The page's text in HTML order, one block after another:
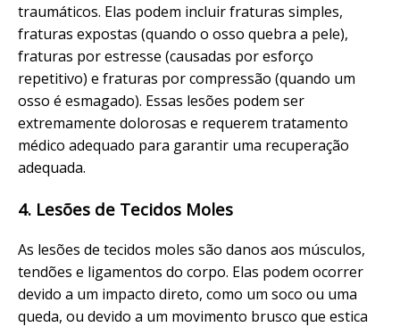
traumáticos. Elas podem incluir fraturas simples,
fraturas expostas (quando o osso quebra a pele),
fraturas por estresse (causadas por esforço
repetitivo) e fraturas por compressão (quando um
osso é esmagado). Essas lesões podem ser
extremamente dolorosas e requerem tratamento
médico adequado para garantir uma recuperação
adequada.
4. Lesões de Tecidos Moles
As lesões de tecidos moles são danos aos músculos,
tendões e ligamentos do corpo. Elas podem ocorrer
devido a um impacto direto, como um soco ou uma
queda, ou devido a um movimento brusco que estica